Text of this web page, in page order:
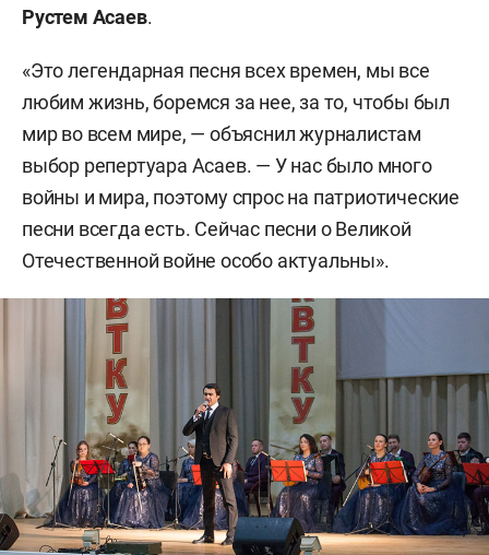
Рустем Асаев.
«Это легендарная песня всех времен, мы все
любим жизнь, боремся за нее, за то, чтобы был
мир во всем мире, — объяснил журналистам
выбор репертуара Асаев. — У нас было много
войны и мира, поэтому спрос на патриотические
песни всегда есть. Сейчас песни о Великой
Отечественной войне особо актуальны».